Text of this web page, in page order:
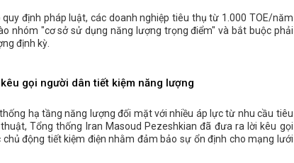
quy định pháp luật, các doanh nghiệp tiêu thụ từ 1.000 TOE/năm
nhóm "cơ sở sử dụng năng lượng trọng điểm" và bắt buộc phải
định kỳ.
gọi người dân tiết kiệm năng lượng
hạ tầng năng lượng đối mặt với nhiều áp lực từ nhu cầu tiêu
Tổng thống Iran Masoud Pezeshkian đã đưa ra lời kêu gọi
động tiết kiệm điện nhằm đảm bảo sự ổn định cho mạng lưới